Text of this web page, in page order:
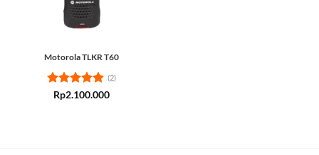
Motorola TLKR T60
Rated5
(2)
Rp2.100.000